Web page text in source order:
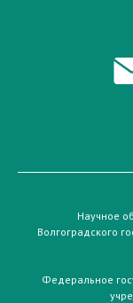
Научное
Волгоградского
Федеральное